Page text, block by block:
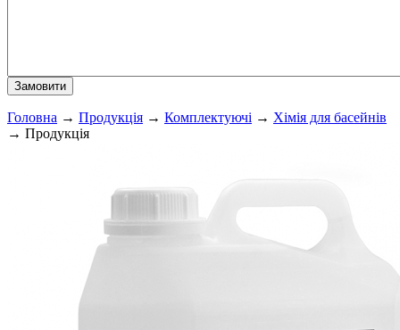
Головна → Продукція → Комплектуючі → Хімія для басейнів
→ Продукція